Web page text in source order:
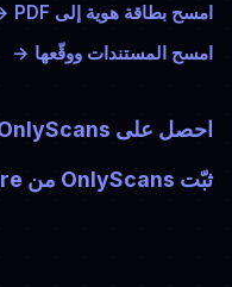
امسح بطاقة هوية إلى PDF
امسح المستندات ووقّعها →
احصل على OnlyScans من Google Play
ثبّت OnlyScans من App Store